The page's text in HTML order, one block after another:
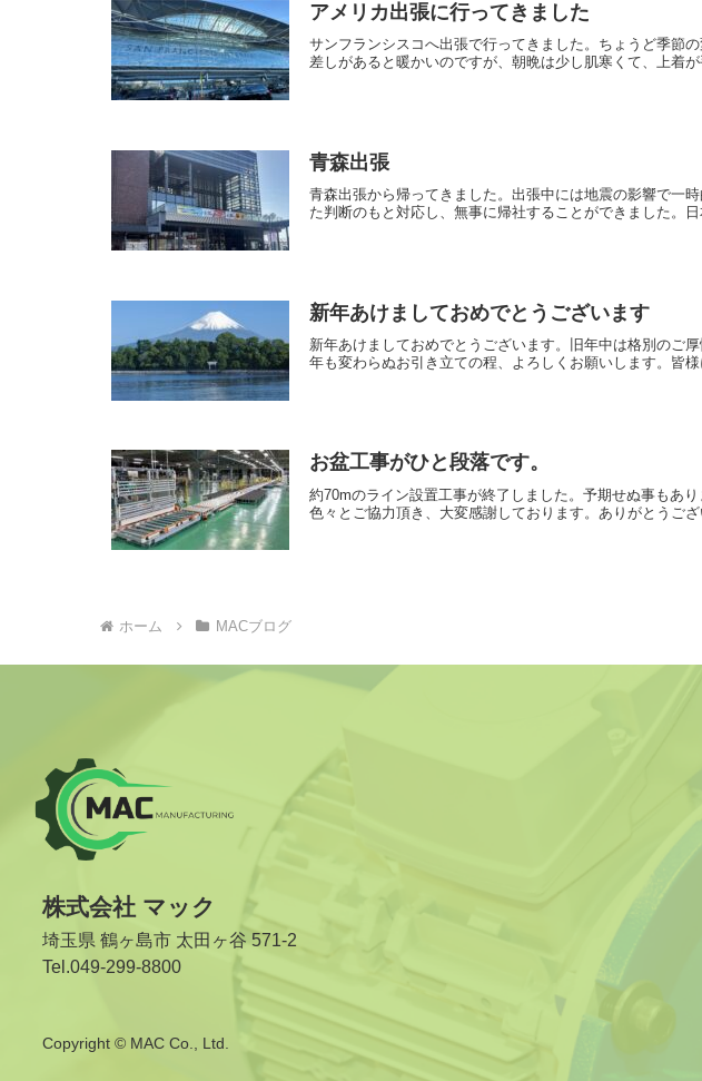
アメリカ出張に行ってきました
サンフランシスコへ出張で行ってきました。ちょうど季節
差しがあると暖かいのですが、朝晩は少し肌寒くて、上着
青森出張
青森出張から帰ってきました。出張中には地震の影響で一
た判断のもと対応し、無事に帰社することができました。
新年あけましておめでとうございます
新年あけましておめでとうございます。旧年中は格別のご
年も変わらぬお引き立ての程、よろしくお願いします。皆
お盆工事がひと段落です。
約70mのライン設置工事が終了しました。予期せぬ事もあ
色々とご協力頂き、大変感謝しております。ありがとうご
ホーム MACブログ
株式会社 マック
埼玉県 鶴ヶ島市 太田ヶ谷 571-2
Tel.049-299-8800
Copyright © MAC Co., Ltd.